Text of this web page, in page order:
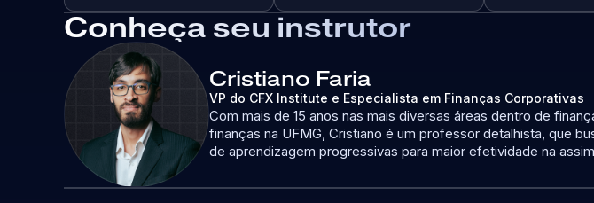
Conheça seu instrutor
Cristiano Faria
VP do CFX Institute e Especialista em Finanças Corporativas
Com mais de 15 anos nas mais diversas áreas dentro de
finanças na UFMG, Cristiano é um professor detalhista, que
de aprendizagem progressivas para maior efetividade na